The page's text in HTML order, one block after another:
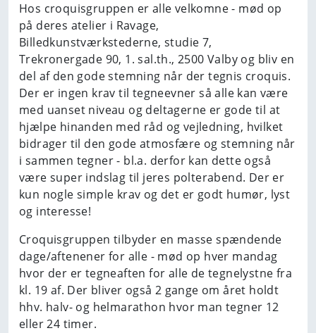
Hos croquisgruppen er alle velkomne - mød op
på deres atelier i Ravage,
Billedkunstværkstederne, studie 7,
Trekronergade 90, 1. sal.th., 2500 Valby og bliv en
del af den gode stemning når der tegnis croquis.
Der er ingen krav til tegneevner så alle kan være
med uanset niveau og deltagerne er gode til at
hjælpe hinanden med råd og vejledning, hvilket
bidrager til den gode atmosfære og stemning når
i sammen tegner - bl.a. derfor kan dette også
være super indslag til jeres polterabend. Der er
kun nogle simple krav og det er godt humør, lyst
og interesse!
Croquisgruppen tilbyder en masse spændende
dage/aftenener for alle - mød op hver mandag
hvor der er tegneaften for alle de tegnelystne fra
kl. 19 af. Der bliver også 2 gange om året holdt
hhv. halv- og helmarathon hvor man tegner 12
eller 24 timer.